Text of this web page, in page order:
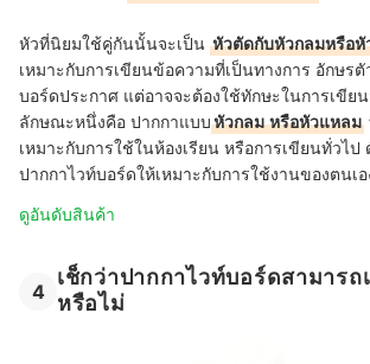
หัวที่นิยมใช้คู่กันนั้นจะเป็น หัวตัดกับหัวกลมหรือ
เหมาะกับการเขียนข้อความที่เป็นทางการ อักษร
บอร์ดประกาศ แต่อาจจะต้องใช้ทักษะในการเขีย
ลักษณะหนึ่งคือ ปากกาแบบหัวกลม หรือหัวแหลม
เหมาะกับการใช้ในห้องเรียน หรือการเขียนทั่วไป
ปากกาไวท์บอร์ดให้เหมาะกับการใช้งานของตนเ
ดูอันดับสินค้า
4
เช็กว่าปากกาไวท์บอร์ดสามาร
หรือไม่